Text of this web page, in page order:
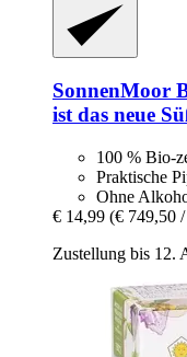
SonnenMoor
ist das neue
100 % Bio-
Praktische
Ohne
€ 14,99 (€ 749,50
Zustellung bis 12.